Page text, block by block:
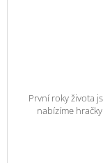
První roky života
nabízíme